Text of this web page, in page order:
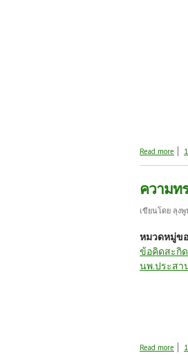
Read more
ความท
เขียนโดย ลุง
หมวดหมู่ข
ข้อคิดสะกิ
นพ.ประสา
Read more